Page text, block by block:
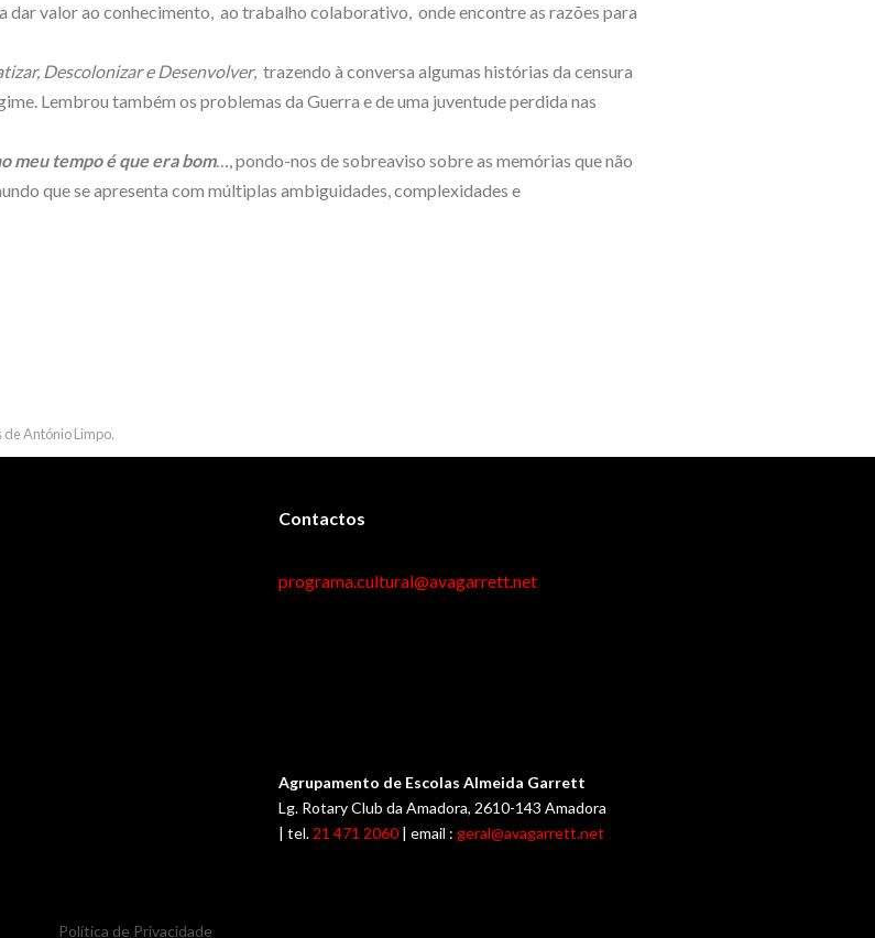
dar valor ao conhecimento, ao trabalho colaborativo, onde encontre as razões para
Descolonizar e Desenvolver, trazendo à conversa algumas histórias da censura
Lembrou também os problemas da Guerra e de uma juventude perdida nas
meu tempo é que era bom…, pondo-nos de sobreaviso sobre as memórias que não
que se apresenta com múltiplas ambiguidades, complexidades e
de António Limpo.
Contactos
programa.cultural@avagarrett.net
Agrupamento de Escolas Almeida Garrett
Lg. Rotary Club da Amadora, 2610-143 Amadora
| tel. 21 471 2060| email : geral@avagarrett.net
Política de Privacidade